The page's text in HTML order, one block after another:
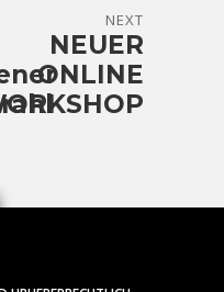
NEXT
NEUER
ONLINE